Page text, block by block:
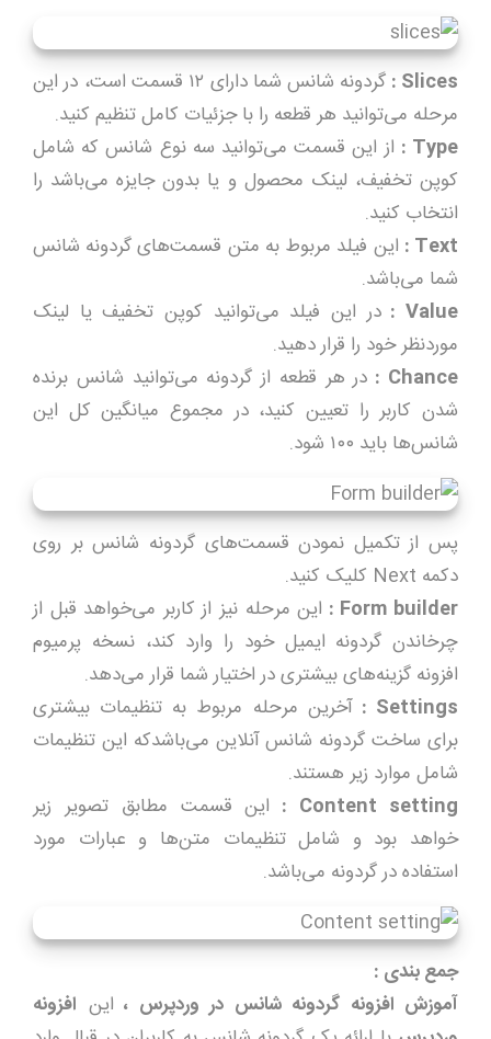
Slices
:
گردونه شانس شما دارای ۱۲ قسمت است، در این
مرحله می‌توانید هر قطعه را با جزئیات کامل تنظیم کنید.
Type
: از این قسمت می‌­توانید سه نوع شانس که شامل
کوپن تخفیف، لینک محصول و یا بدون جایزه می‌­باشد را
انتخاب کنید.
Text
: این فیلد مربوط به متن قسمت­‌های گردونه شانس
شما می‌­باشد.
Value
:در این فیلد می­‌توانید کوپن تخفیف یا لینک
موردنظر خود را قرار دهید.
Chance
: در هر قطعه از گردونه می‌­توانید شانس برنده
شدن کاربر را تعیین کنید، در مجموع میانگین کل این
شانس­‌ها باید ۱۰۰ شود.
پس از تکمیل نمودن قسمت‌های گردونه شانس بر روی
دکمه Next کلیک کنید.
Form builder
: این مرحله نیز از کاربر می‌خواهد قبل از
چرخاندن گردونه ایمیل خود را وارد کند، نسخه پرمیوم
افزونه گزینه‌های بیشتری در اختیار شما قرار می‌دهد.
Settings
:آخرین مرحله مربوط به تنظیمات بیشتری
برای ساخت گردونه شانس آنلاین می‌باشدکه این تنظیمات
شامل موارد زیر هستند.
Content setting
: این قسمت مطابق تصویر زیر
خواهد بود و شامل تنظیمات متن‌ها و عبارات مورد
استفاده در گردونه می‌باشد.
جمع بندی :
آموزش افزونه گردونه شانس در وردپرس ، این افزونه